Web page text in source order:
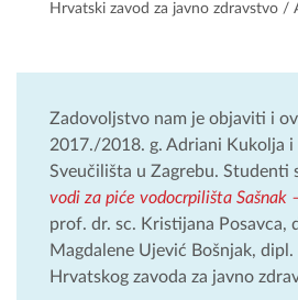
Hrvatski zavod za javno zdravstvo /
Zadovoljstvo nam je objaviti i
2017./2018. g. Adriani Kukolja
Sveučilišta u Zagrebu. Studenti
vodi za piće vodocrpilišta Sašnak
prof. dr. sc. Kristijana Posavca,
Magdalene Ujević Bošnjak,
Hrvatskog zavoda za javno